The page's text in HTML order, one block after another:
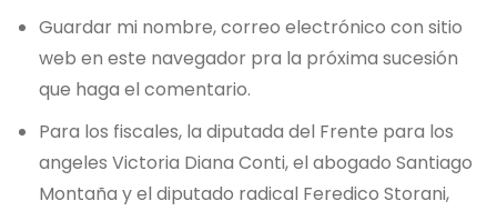
Guardar mi nombre, correo electrónico con sitio
web en este navegador pra la próxima sucesión
que haga el comentario.
Para los fiscales, la diputada del Frente para los
angeles Victoria Diana Conti, el abogado Santiago
Montaña y el diputado radical Feredico Storani,